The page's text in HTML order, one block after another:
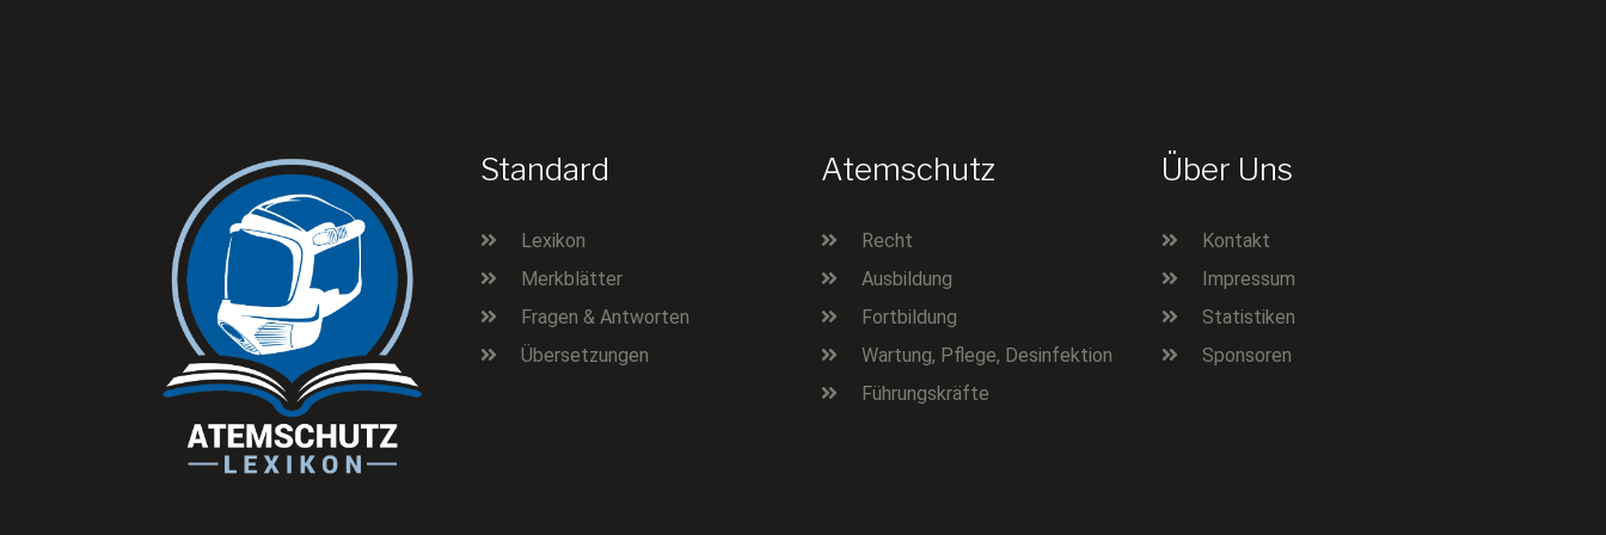
Standard
Lexikon
Merkblätter
Fragen & Antworten
Übersetzungen
Atemschutz
Recht
Ausbildung
Fortbildung
Wartung, Pflege, Desinfektion
Führungskräfte
Über Uns
Kontakt
Impressum
Statistiken
Sponsoren